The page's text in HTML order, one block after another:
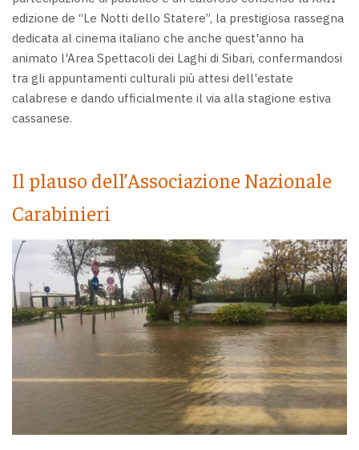
edizione de “Le Notti dello Statere”, la prestigiosa rassegna
dedicata al cinema italiano che anche quest'anno ha
animato l'Area Spettacoli dei Laghi di Sibari, confermandosi
tra gli appuntamenti culturali più attesi dell'estate
calabrese e dando ufficialmente il via alla stagione estiva
cassanese.
Il plauso dell’Associazione Nazionale
Carabinieri